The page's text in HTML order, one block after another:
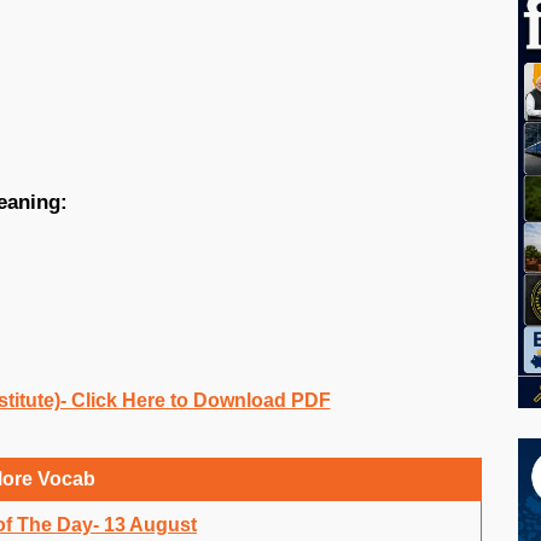
Click Here to Download PDF
Vocab
The Day- 13 August